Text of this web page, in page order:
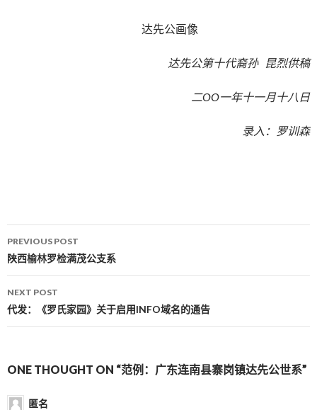
达先公画像
达先公第十代裔孙 昆烈供稿
二OO一年十一月十八日
录入：罗训森
Post navigation
PREVIOUS POST
陕西榆林罗检满茂公支系
NEXT POST
代发：《罗氏家园》关于启用INFO域名的通告
ONE THOUGHT ON “范例：广东连南县寨岗镇达先公世系”
匿名